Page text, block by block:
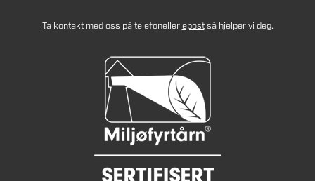
Ta kontakt med oss på telefonellerepostså hjelper vi deg.